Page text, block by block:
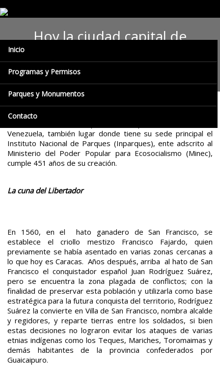
Inicio
Programas y Permisos
Parques y Monumentos
Contacto
Hoy la ciudad capital de
Venezuela cumple 451 años
de fundada
Caracas, cuyo nombre completo es Santiago de León de
Venezuela, también lugar donde tiene su sede principal el
Instituto Nacional de Parques (Inparques), ente adscrito al
Ministerio del Poder Popular para Ecosocialismo (Minec),
cumple 451 años de su creación.
La cuna del Libertador
En 1560, en el hato ganadero de San Francisco, se
establece el criollo mestizo Francisco Fajardo, quien
previamente se había asentado en varias zonas cercanas a
lo que hoy es Caracas. Años después, arriba al hato de San
Francisco el conquistador español Juan Rodríguez Suárez,
pero se encuentra la zona plagada de conflictos; con la
finalidad de preservar esta población y utilizarla como base
estratégica para la futura conquista del territorio, Rodríguez
Suárez la convierte en Villa de San Francisco, nombra alcalde
y regidores, y reparte tierras entre los soldados, si bien
estas decisiones no lograron evitar los ataques de varias
etnias indígenas como los Teques, Mariches, Toromaimas y
demás habitantes de la provincia confederados por
Guaicaipuro.